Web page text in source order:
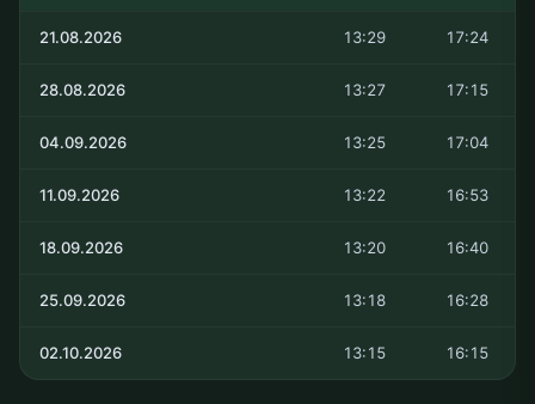
21.08.2026 13:29 17:24
28.08.2026 13:27 17:15
04.09.2026 13:25 17:04
11.09.2026 13:22 16:53
18.09.2026 13:20 16:40
25.09.2026 13:18 16:28
02.10.2026 13:15 16:15